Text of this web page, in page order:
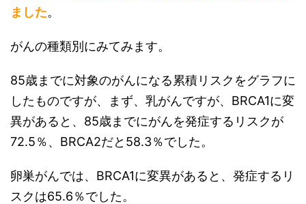
ました。
がんの種類別にみてみます。
85歳までに対象のがんになる累積リスクをグラフに
したものですが、まず、乳がんですが、BRCA1に変
異があると、85歳までにがんを発症するリスクが
72.5％、BRCA2だと58.3％でした。
卵巣がんでは、BRCA1に変異があると、発症するリ
スクは65.6％でした。